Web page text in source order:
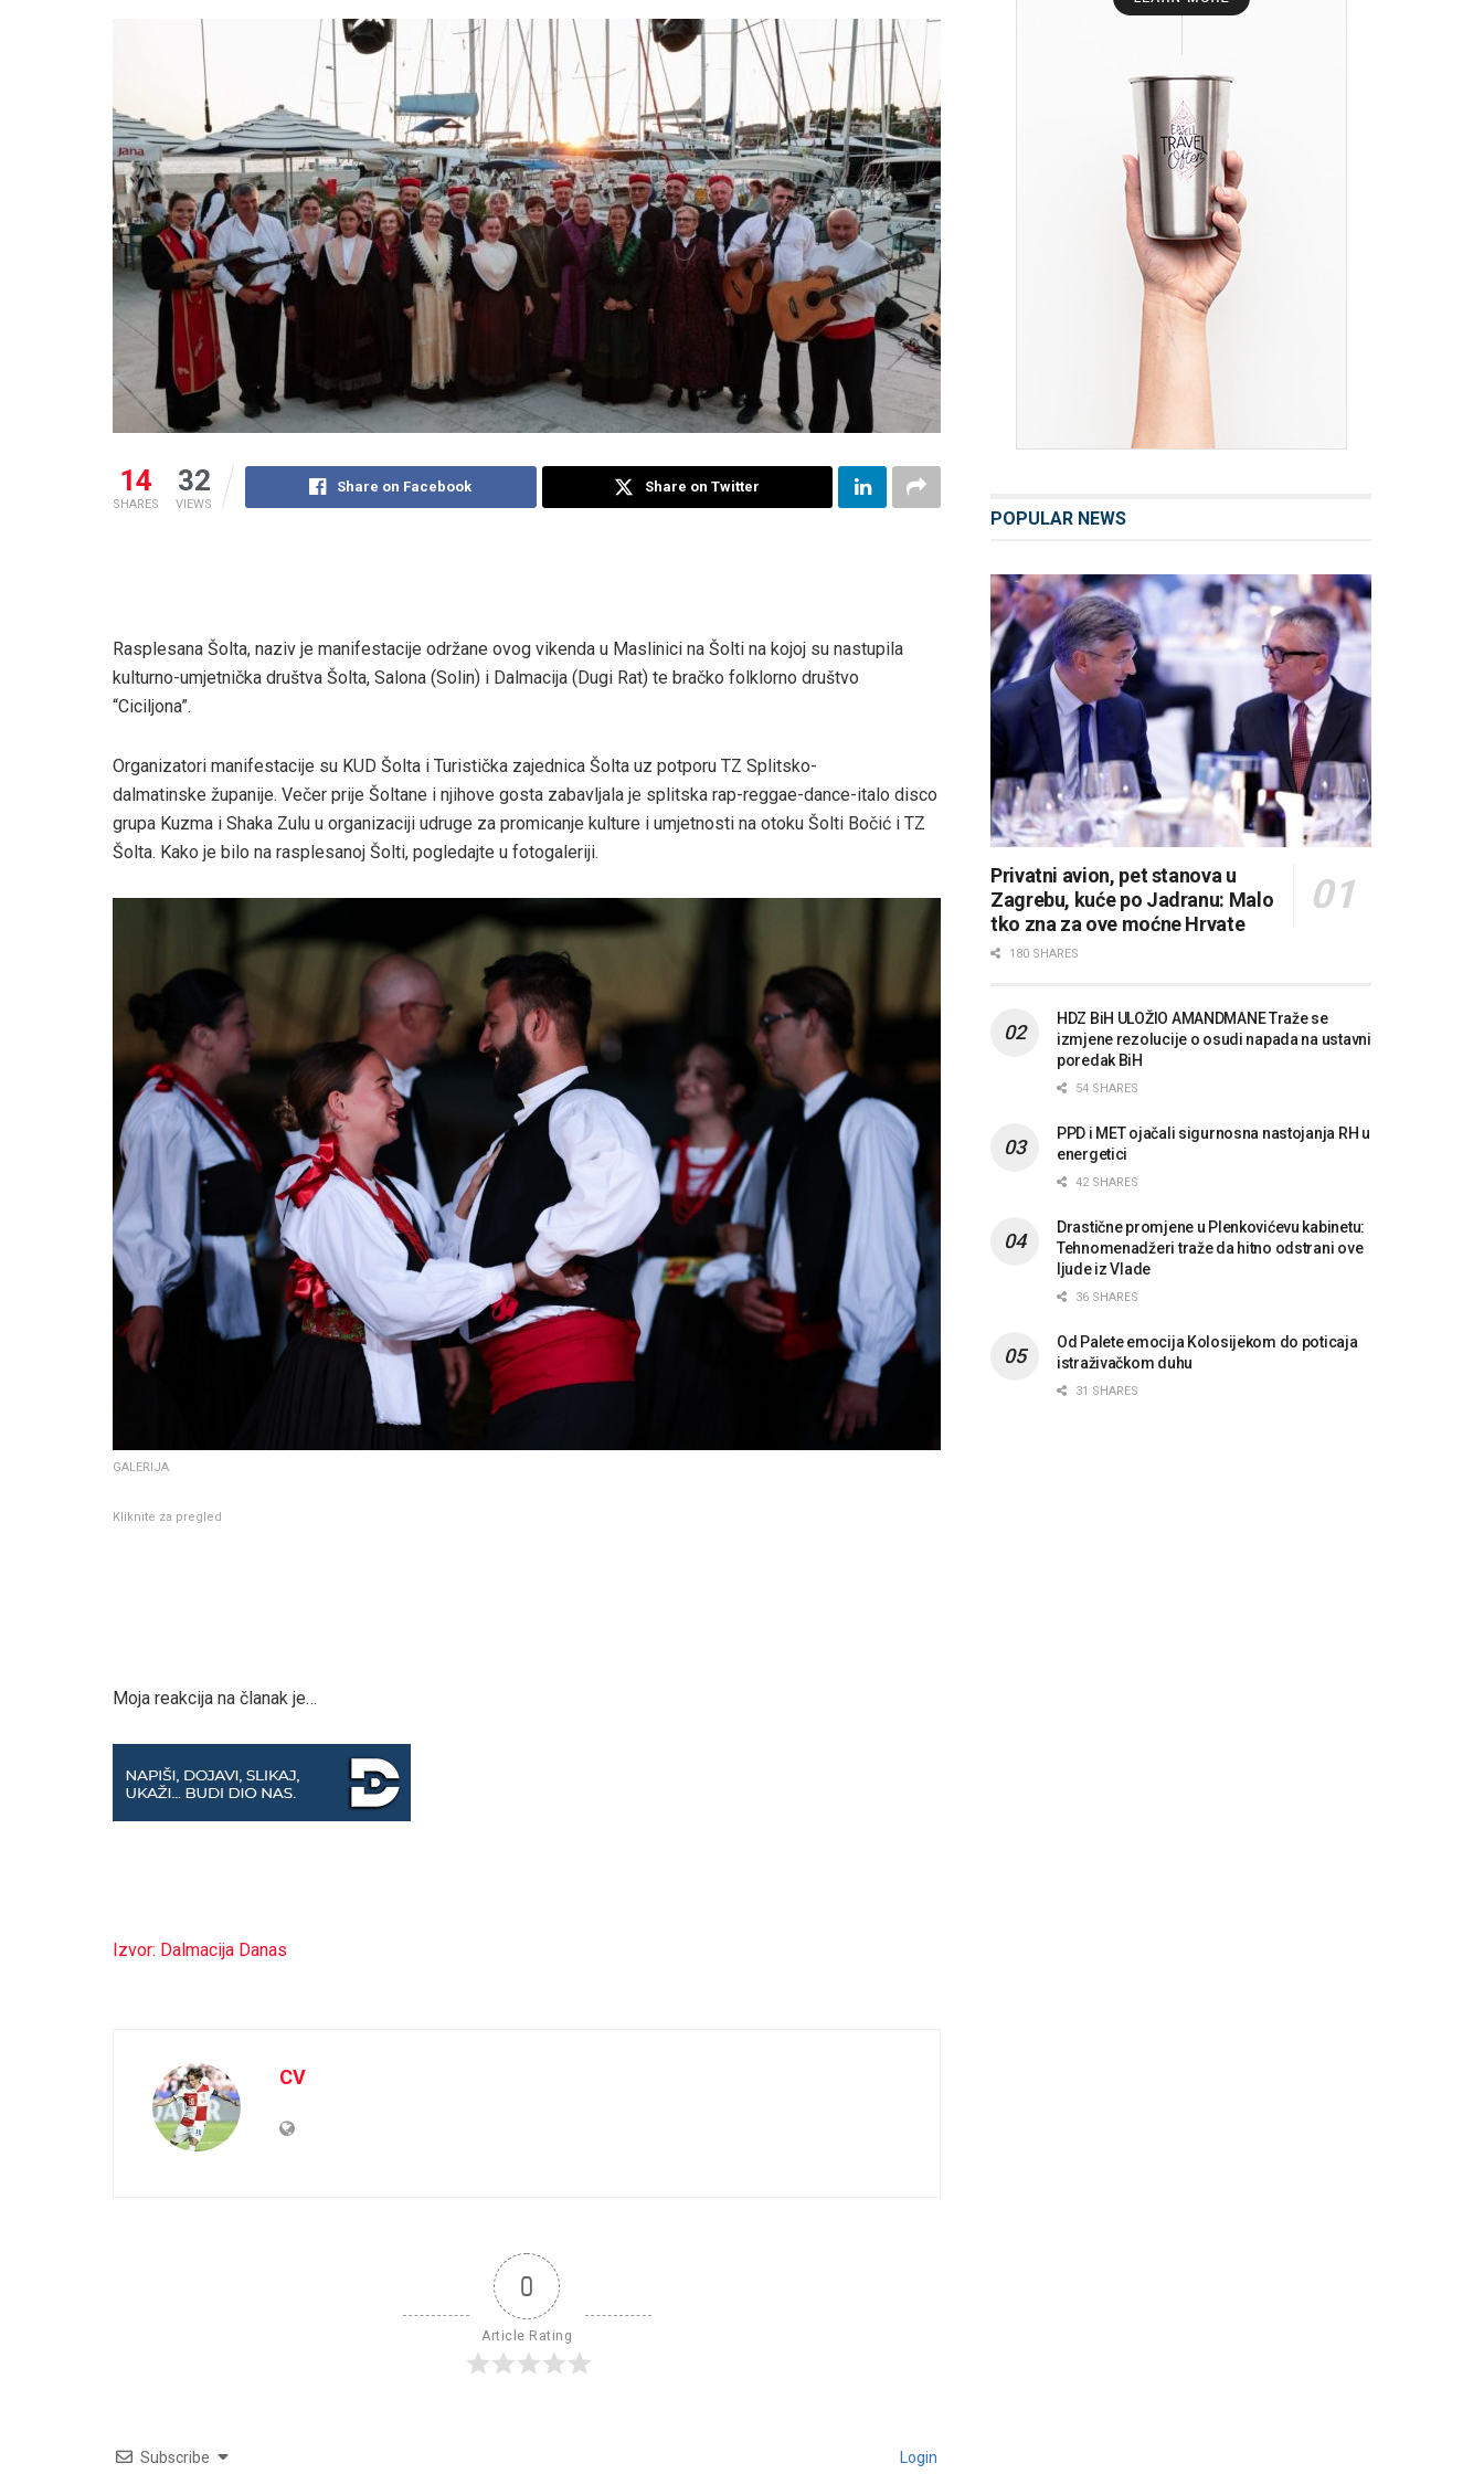
14
SHARES
32
VIEWS
Share on Facebook Share on Twitter
Rasplesana Šolta, naziv je manifestacije održane ovog vikenda u Maslinici na Šolti na kojoj su nastupila
kulturno-umjetnička društva Šolta, Salona (Solin) i Dalmacija (Dugi Rat) te bračko folklorno društvo
“Ciciljona”.
Organizatori manifestacije su KUD Šolta i Turistička zajednica Šolta uz potporu TZ Splitsko-
dalmatinske županije. Večer prije Šoltane i njihove gosta zabavljala je splitska rap-reggae-dance-italo disco
grupa Kuzma i Shaka Zulu u organizaciji udruge za promicanje kulture i umjetnosti na otoku Šolti Bočić i TZ
Šolta. Kako je bilo na rasplesanoj Šolti, pogledajte u fotogaleriji.
GALERIJA
Kliknite za pregled
Moja reakcija na članak je…
Izvor: Dalmacija Danas
CV
0
Article Rating
Subscribe Login
POPULAR NEWS
Privatni avion, pet stanova u
Zagrebu, kuće po Jadranu: Malo
tko zna za ove moćne Hrvate
180 SHARES
HDZ BiH ULOŽIO AMANDMANE Traže se
izmjene rezolucije o osudi napada na ustavni
poredak BiH
54 SHARES
PPD i MET ojačali sigurnosna nastojanja RH u
energetici
42 SHARES
Drastične promjene u Plenkovićevu kabinetu:
Tehnomenadžeri traže da hitno odstrani ove
ljude iz Vlade
36 SHARES
Od Palete emocija Kolosijekom do poticaja
istraživačkom duhu
31 SHARES